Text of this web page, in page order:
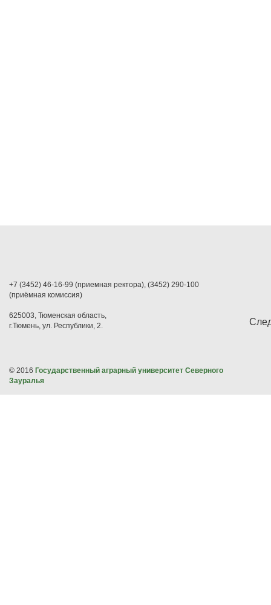
+7 (3452) 46-16-99 (приемная ректора), (3452) 290-100
(приёмная комиссия)
625003, Тюменская область,
г.Тюмень, ул. Республики, 2.
© 2016 Государственный аграрный университет Северного
Зауралья